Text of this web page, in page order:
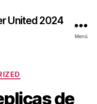
United 2024
Menú
de